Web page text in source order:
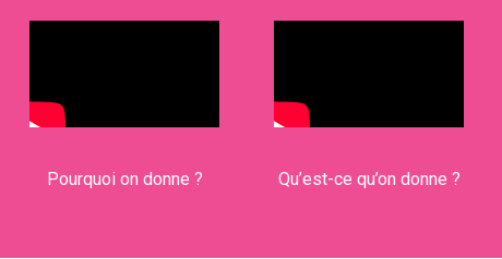
Pourquoi on donne ? Qu’est-ce qu’on donne ?